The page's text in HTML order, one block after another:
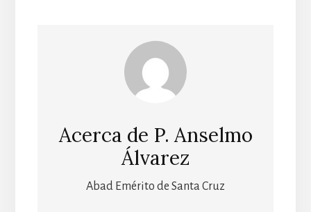
Acerca de P. Anselmo
Álvarez
Abad Emérito de Santa Cruz